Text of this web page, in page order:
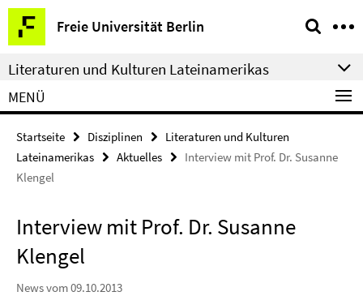
Springe
direkt
zu
Inhalt
Freie Universität Berlin
Service-
Navigation
Literaturen und Kulturen Lateinamerikas
MENÜ
Startseite Disziplinen
Literaturen und Kulturen
Lateinamerikas
Aktuelles
Interview mit Prof. Dr. Susanne
Klengel
Interview mit Prof. Dr. Susanne
Klengel
News vom 09.10.2013